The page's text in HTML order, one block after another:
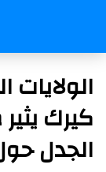
الولايات
كيرك
الجدل